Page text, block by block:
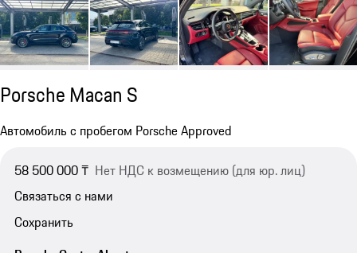
Porsche Macan S
Автомобиль с пробегом Porsche Approved
58 500 000 ₸ Нет НДС к возмещению (для юр. лиц)
Связаться с нами
Сохранить